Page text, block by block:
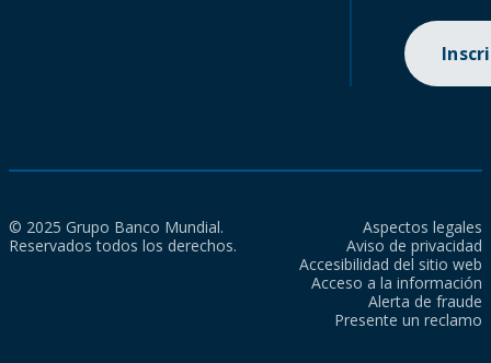
© 2025 Grupo Banco Mundial.
Reservados todos los derechos.
Aspectos legales
Aviso de privacidad
Accesibilidad del sitio web
Acceso a la información
Alerta de fraude
Presente un reclamo